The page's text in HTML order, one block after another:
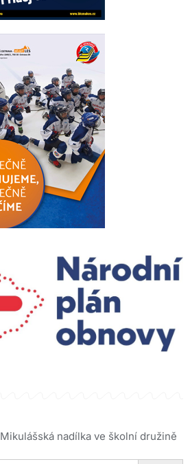
Mikulášská nadílka ve školní družině